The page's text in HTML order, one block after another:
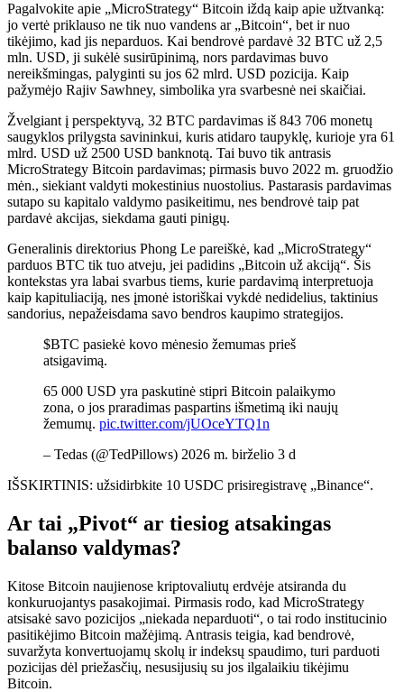
Pagalvokite apie „MicroStrategy“ Bitcoin iždą kaip apie užtvanką:
jo vertė priklauso ne tik nuo vandens ar „Bitcoin“, bet ir nuo
tikėjimo, kad jis neparduos. Kai bendrovė pardavė 32 BTC už 2,5
mln. USD, ji sukėlė susirūpinimą, nors pardavimas buvo
nereikšmingas, palyginti su jos 62 mlrd. USD pozicija. Kaip
pažymėjo Rajiv Sawhney, simbolika yra svarbesnė nei skaičiai.
Žvelgiant į perspektyvą, 32 BTC pardavimas iš 843 706 monetų
saugyklos prilygsta savininkui, kuris atidaro taupyklę, kurioje yra 61
mlrd. USD už 2500 USD banknotą. Tai buvo tik antrasis
MicroStrategy Bitcoin pardavimas; pirmasis buvo 2022 m. gruodžio
mėn., siekiant valdyti mokestinius nuostolius. Pastarasis pardavimas
sutapo su kapitalo valdymo pasikeitimu, nes bendrovė taip pat
pardavė akcijas, siekdama gauti pinigų.
Generalinis direktorius Phong Le pareiškė, kad „MicroStrategy“
parduos BTC tik tuo atveju, jei padidins „Bitcoin už akciją“. Šis
kontekstas yra labai svarbus tiems, kurie pardavimą interpretuoja
kaip kapituliaciją, nes įmonė istoriškai vykdė nedidelius, taktinius
sandorius, nepažeisdama savo bendros kaupimo strategijos.
$BTC pasiekė kovo mėnesio žemumas prieš
atsigavimą.
65 000 USD yra paskutinė stipri Bitcoin palaikymo
zona, o jos praradimas paspartins išmetimą iki naujų
žemumų. pic.twitter.com/jUOceYTQ1n
– Tedas (@TedPillows) 2026 m. birželio 3 d
IŠSKIRTINIS: užsidirbkite 10 USDC prisiregistravę „Binance“.
Ar tai „Pivot“ ar tiesiog atsakingas
balanso valdymas?
Kitose Bitcoin naujienose kriptovaliutų erdvėje atsiranda du
konkuruojantys pasakojimai. Pirmasis rodo, kad MicroStrategy
atsisakė savo pozicijos „niekada neparduoti“, o tai rodo institucinio
pasitikėjimo Bitcoin mažėjimą. Antrasis teigia, kad bendrovė,
suvaržyta konvertuojamų skolų ir indeksų spaudimo, turi parduoti
pozicijas dėl priežasčių, nesusijusių su jos ilgalaikiu tikėjimu
Bitcoin.